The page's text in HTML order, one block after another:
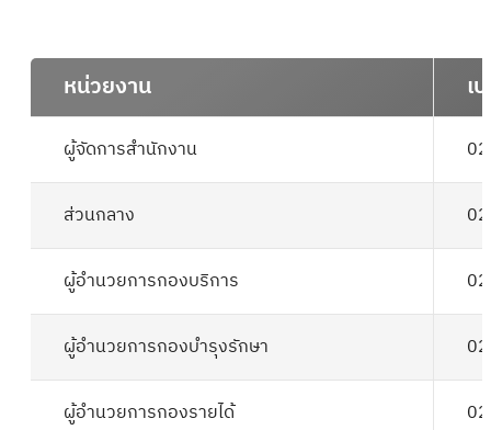
หน่วยงาน เ
ผู้จัดการสำนักงาน
ส่วนกลาง
ผู้อำนวยการกองบริการ
ผู้อำนวยการกองบำรุงรักษา
ผู้อำนวยการกองรายได้